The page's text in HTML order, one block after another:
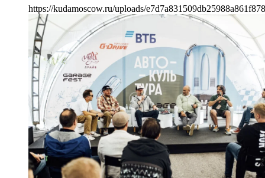
https://kudamoscow.ru/uploads/